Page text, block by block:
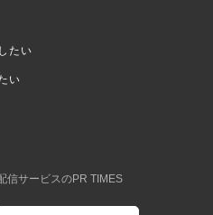
たい
い
信サービスのPR TIMES